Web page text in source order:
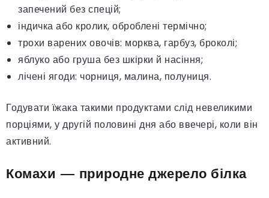
запечений без спецій;
індичка або кролик, оброблені термічно;
трохи варених овочів: морква, гарбуз, броколі;
яблуко або груша без шкірки й насіння;
лічені ягоди: чорниця, малина, полуниця.
Годувати їжака такими продуктами слід невеликими
порціями, у другій половині дня або ввечері, коли він
активний.
Комахи — природне джерело білка